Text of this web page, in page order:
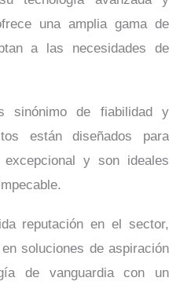
una amplia gama de
a las necesidades de
sinónimo de fiabilidad y
están diseñados para
y son ideales
reputación en el sector,
soluciones de aspiración
de vanguardia con un